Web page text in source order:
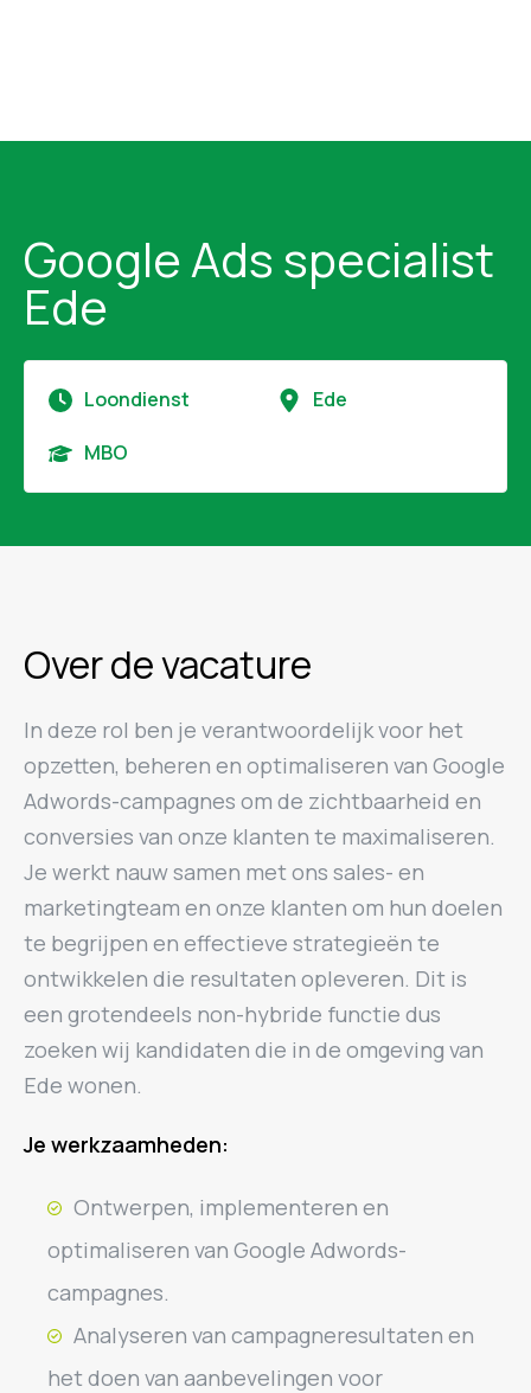
Google Ads specialist
Ede
Loondienst Ede
MBO
Over de vacature
In deze rol ben je verantwoordelijk voor het
opzetten, beheren en optimaliseren van Google
Adwords-campagnes om de zichtbaarheid en
conversies van onze klanten te maximaliseren.
Je werkt nauw samen met ons sales- en
marketingteam en onze klanten om hun doelen
te begrijpen en effectieve strategieën te
ontwikkelen die resultaten opleveren. Dit is
een grotendeels non-hybride functie dus
zoeken wij kandidaten die in de omgeving van
Ede wonen.
Je werkzaamheden:
Ontwerpen, implementeren en
optimaliseren van Google Adwords-
campagnes.
Analyseren van campagneresultaten en
het doen van aanbevelingen voor